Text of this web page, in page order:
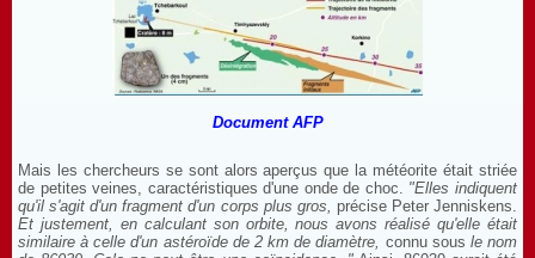
Document AFP
Mais les chercheurs se sont alors aperçus que la météorite était striée
de petites veines, caractéristiques d'une onde de choc. "Ellesindiquent
qu'il s'agit d'un fragment d'un corps plus gros, précise Peter Jenniskens.
Et justement, en calculant son orbite, nous avons réalisé qu'elle était
similaire à celle d'un astéroïde de 2 km de diamètre, connu sous le nom